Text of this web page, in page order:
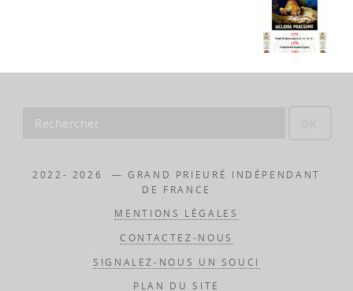
2022- 2026 — GRAND PRIEURÉ INDÉPENDANT
DE FRANCE
MENTIONS LÉGALES
CONTACTEZ-NOUS
SIGNALEZ-NOUS UN SOUCI
PLAN DU SITE